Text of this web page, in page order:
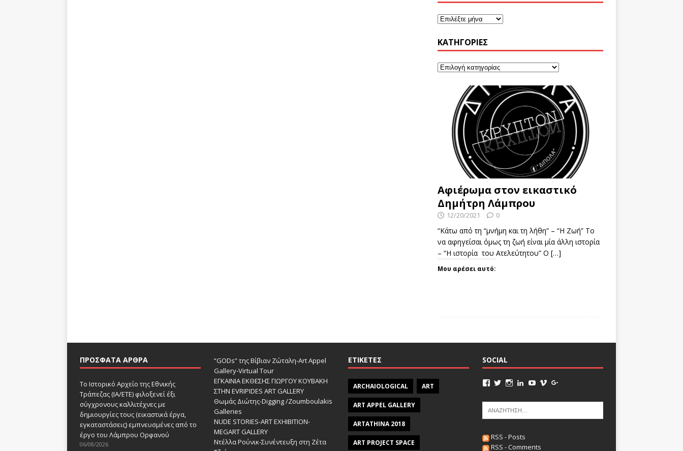
KΑΤΗΓΟΡΊΕΣ
Αφιέρωμα στον εικαστικό
Δημήτρη Λάμπρου
12/20/2021 0
“Κάτω από τη “μνήμη και τη λήθη” – “Η Ζωή” Το
να αφηγείσαι όμως τη ζωή είναι μία άλλη ιστορία
– “Η ιστορία του Ατελεύτητου” Ο […]
Μου αρέσει αυτό:
ΠΡΌΣΦΑΤΑ ΆΡΘΡΑ
Το Ιστορικό Αρχείο της Εθνικής
Τράπεζας (ΙΑ/ΕΤΕ) φιλοξενεί έξι
σύγχρονους καλλιτέχνες με
δημιουργίες τους (εικαστικά έργα,
εγκαταστάσεις) εμπνευσμένες από το
έργο του Λάμπρου Ορφανού
06/08/2026
“GODs” της Βίβιαν Ζώταλη-Art Appel
Gallery-Virtual Tour
ΕΓΚΑΙΝΙΑ ΕΚΘΕΣΗΣ ΓΙΩΡΓΟΥ ΚΟΥΒΑΚΗ
ΣΤΗΝ EVRIPIDES ART GALLERY
Θωμάς Διώτης-Digging /Zoumboulakis
Galleries
NUDE STORIES-ΑRT EXHIBITION-
MEGART GALLERY
Ντέλλα Ρούνικ-Συνέντευξη στη Ζέτα
ΕΤΙΚΈΤΕΣ
ARCHAIOLOGICAL ART
ART APPEL GALLERY
ARTATHINA 2018
ART PROJECT SPACE
SOCIAL
RSS - Posts
RSS - Comments